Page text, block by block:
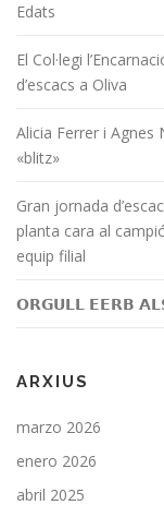
Edats
El Col·legi
d’escacs a Oliva
Alicia Ferrer i Agnes
«blitz»
Gran jornada
planta cara al
equip filial
𝗢𝗥𝗚𝗨𝗟𝗟 𝗘𝗘𝗥𝗕
ARXIUS
marzo 2026
enero 2026
abril 2025